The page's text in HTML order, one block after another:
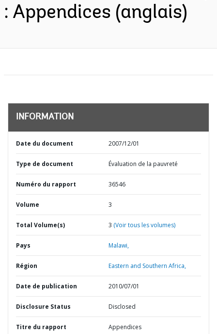
: Appendices (anglais)
INFORMATION
Date du document 2007/12/01
Type de document Évaluation de la pauvreté
Numéro du rapport 36546
Volume 3
Total Volume(s) 3 (Voir tous les volumes)
Pays Malawi,
Région Eastern and Southern Africa,
Date de publication 2010/07/01
Disclosure Status Disclosed
Titre du rapport Appendices